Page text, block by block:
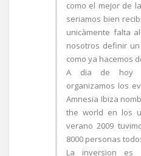
como el mejor de
seriamos bien
unicàmente falta
nosotros definir
como ya hacemos
A dia de hoy
organizamos los
Amnesia Ibiza
the world en los
verano 2009
8000 personas
La inversion es